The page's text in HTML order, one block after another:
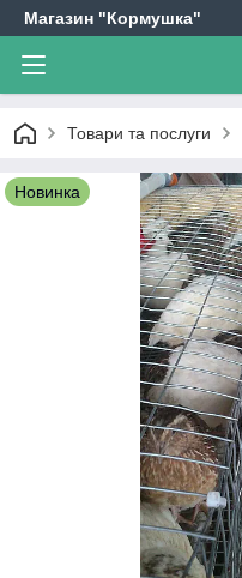
Магазин "Кормушка"
Товари та послуги
Новинка